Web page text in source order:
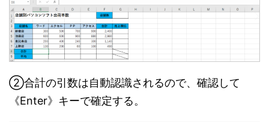
②合計の引数は自動認識されるので、確認して
《Enter》キーで確定する。